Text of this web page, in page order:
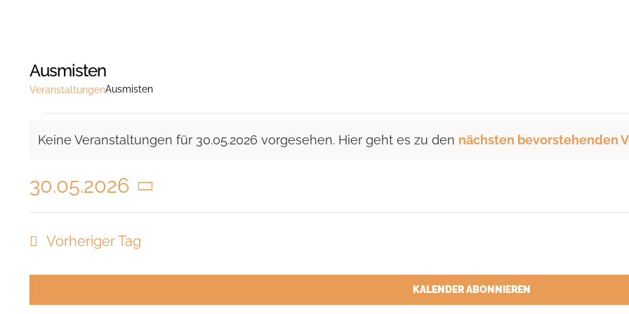
Ausmisten
VeranstaltungenAusmisten
für
Keine Veranstaltungen für 30.05.2026 vorgesehen. Hier geht es zu den nächsten bevorstehenden
30.05.2026
Datum
wählen.
Vorheriger Tag
KALENDER ABONNIEREN